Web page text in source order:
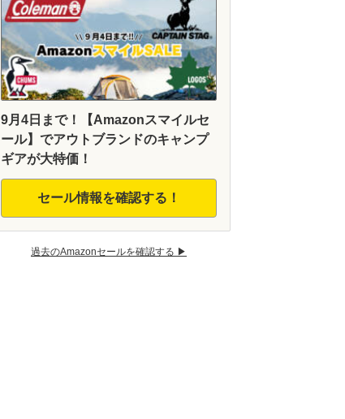
9月4日まで！【Amazonスマイルセ
ール】でアウトブランドのキャンプ
ギアが大特価！
セール情報を確認する！
過去のAmazonセールを確認する ▶︎